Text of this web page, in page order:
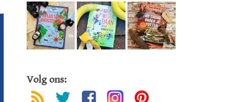
Volg ons: